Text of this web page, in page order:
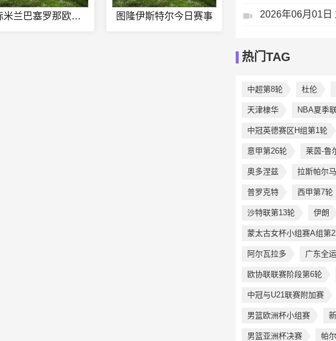
国际米兰巴塞罗那欧冠直播 图隆伊斯特尔今日赛事
热门TAG
中超第8轮 杜伦
天津棣华 NBA夏季
中冠英德赛区H组第1轮
意甲第26轮 莱茵-鲁
奥多涅兹 拉斯帕尔
普罗克特 西甲第7轮
沙特联第13轮 伊朗
蒙太古女杯小组赛A组第
阿尔瓦拉多 广东全
欧协联联赛阶段第6轮
中冠与U21联赛附加赛
男篮欧洲杯小组赛
男篮亚洲杯决赛 帕